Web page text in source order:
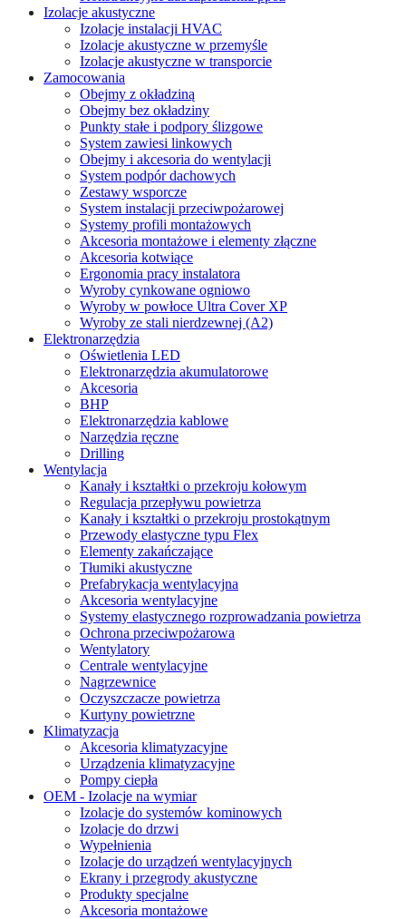
Izolacje akustyczne
Izolacje instalacji HVAC
Izolacje akustyczne w przemyśle
Izolacje akustyczne w transporcie
Zamocowania
Obejmy z okładziną
Obejmy bez okładziny
Punkty stałe i podpory ślizgowe
System zawiesi linkowych
Obejmy i akcesoria do wentylacji
System podpór dachowych
Zestawy wsporcze
System instalacji przeciwpożarowej
Systemy profili montażowych
Akcesoria montażowe i elementy złączne
Akcesoria kotwiące
Ergonomia pracy instalatora
Wyroby cynkowane ogniowo
Wyroby w powłoce Ultra Cover XP
Wyroby ze stali nierdzewnej (A2)
Elektronarzędzia
Oświetlenia LED
Elektronarzędzia akumulatorowe
Akcesoria
BHP
Elektronarzędzia kablowe
Narzędzia ręczne
Drilling
Wentylacja
Kanały i kształtki o przekroju kołowym
Regulacja przepływu powietrza
Kanały i kształtki o przekroju prostokątnym
Przewody elastyczne typu Flex
Elementy zakańczające
Tłumiki akustyczne
Prefabrykacja wentylacyjna
Akcesoria wentylacyjne
Systemy elastycznego rozprowadzania powietrza
Ochrona przeciwpożarowa
Wentylatory
Centrale wentylacyjne
Nagrzewnice
Oczyszczacze powietrza
Kurtyny powietrzne
Klimatyzacja
Akcesoria klimatyzacyjne
Urządzenia klimatyzacyjne
Pompy ciepła
OEM - Izolacje na wymiar
Izolacje do systemów kominowych
Izolacje do drzwi
Wypełnienia
Izolacje do urządzeń wentylacyjnych
Ekrany i przegrody akustyczne
Produkty specjalne
Akcesoria montażowe